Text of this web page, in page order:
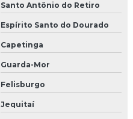
Santo Antônio do Retiro
Espírito Santo do Dourado
Capetinga
Guarda-Mor
Felisburgo
Jequitaí